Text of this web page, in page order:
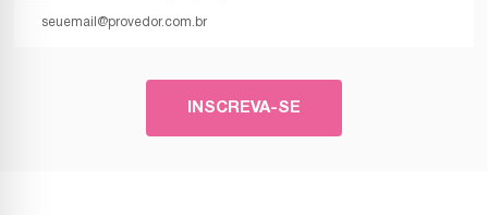
INSCREVA-SE